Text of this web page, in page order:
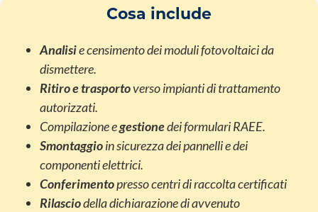
Cosa include
Analisie censimento dei moduli fotovoltaici da
dismettere.
Ritiro e trasportoverso impianti di trattamento
autorizzati.
Compilazione egestionedei formulari RAEE.
Smontaggioin sicurezza dei pannelli e dei
componenti elettrici.
Conferimentopresso centri di raccolta certificati
Rilasciodella dichiarazione di avvenuto